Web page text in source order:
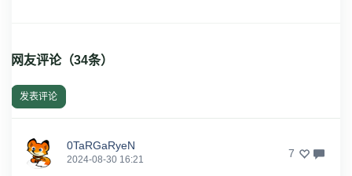
网友评论（34条）
发表评论
0TaRGaRyeN
2024-08-30 16:21 7